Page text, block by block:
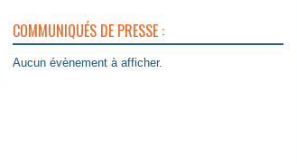
COMMUNIQUÉS DE PRESSE :
Aucun évènement à afficher.